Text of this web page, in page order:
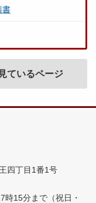
書
ているページ
四丁目1番1号
時15分まで （祝日・